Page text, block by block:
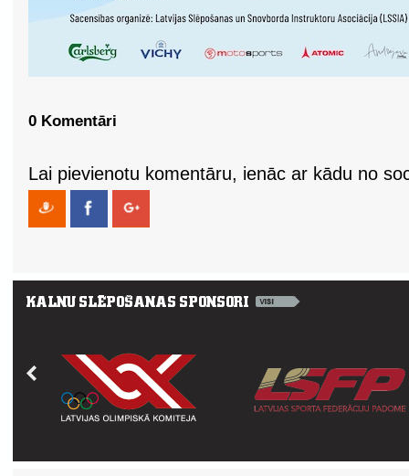
0 Komentāri
Lai pievienotu komentāru, ienāc ar kādu no